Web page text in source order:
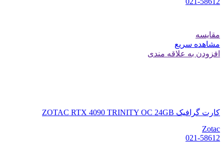
مقایسه
مشاهده سریع
افزودن به علاقه مندی
کارت گرافیک ZOTAC RTX 4090 TRINITY OC 24GB
Zotac
021-58612